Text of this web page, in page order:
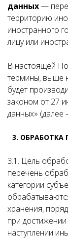
данных—
территорию
иностранного
лицу или
В настоящей
термины, выше
будет
законом от 27
данных» (далее
3.
3.1. Цель
перечень
категории
хранения,
при
наступлении